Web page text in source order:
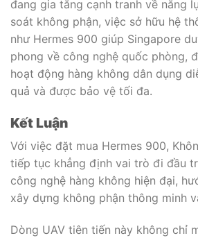
đang gia tăng cạnh tranh về năng
soát không phận, việc sở hữu hệ
như Hermes 900 giúp Singapore
phong về công nghệ quốc phòng,
hoạt động hàng không dân dụng
quả và được bảo vệ tối đa.
Kết Luận
Với việc đặt mua Hermes 900,
tiếp tục khẳng định vai trò đi đầu
công nghệ hàng không hiện đại,
xây dựng không phận thông minh
Dòng UAV tiên tiến này không chỉ